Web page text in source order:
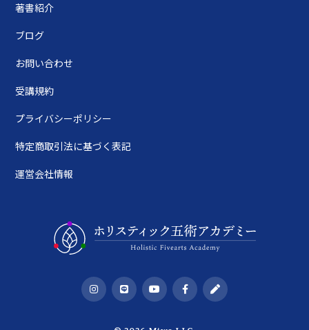
著書紹介
ブログ
お問い合わせ
受講規約
プライバシーポリシー
特定商取引法に基づく表記
運営会社情報